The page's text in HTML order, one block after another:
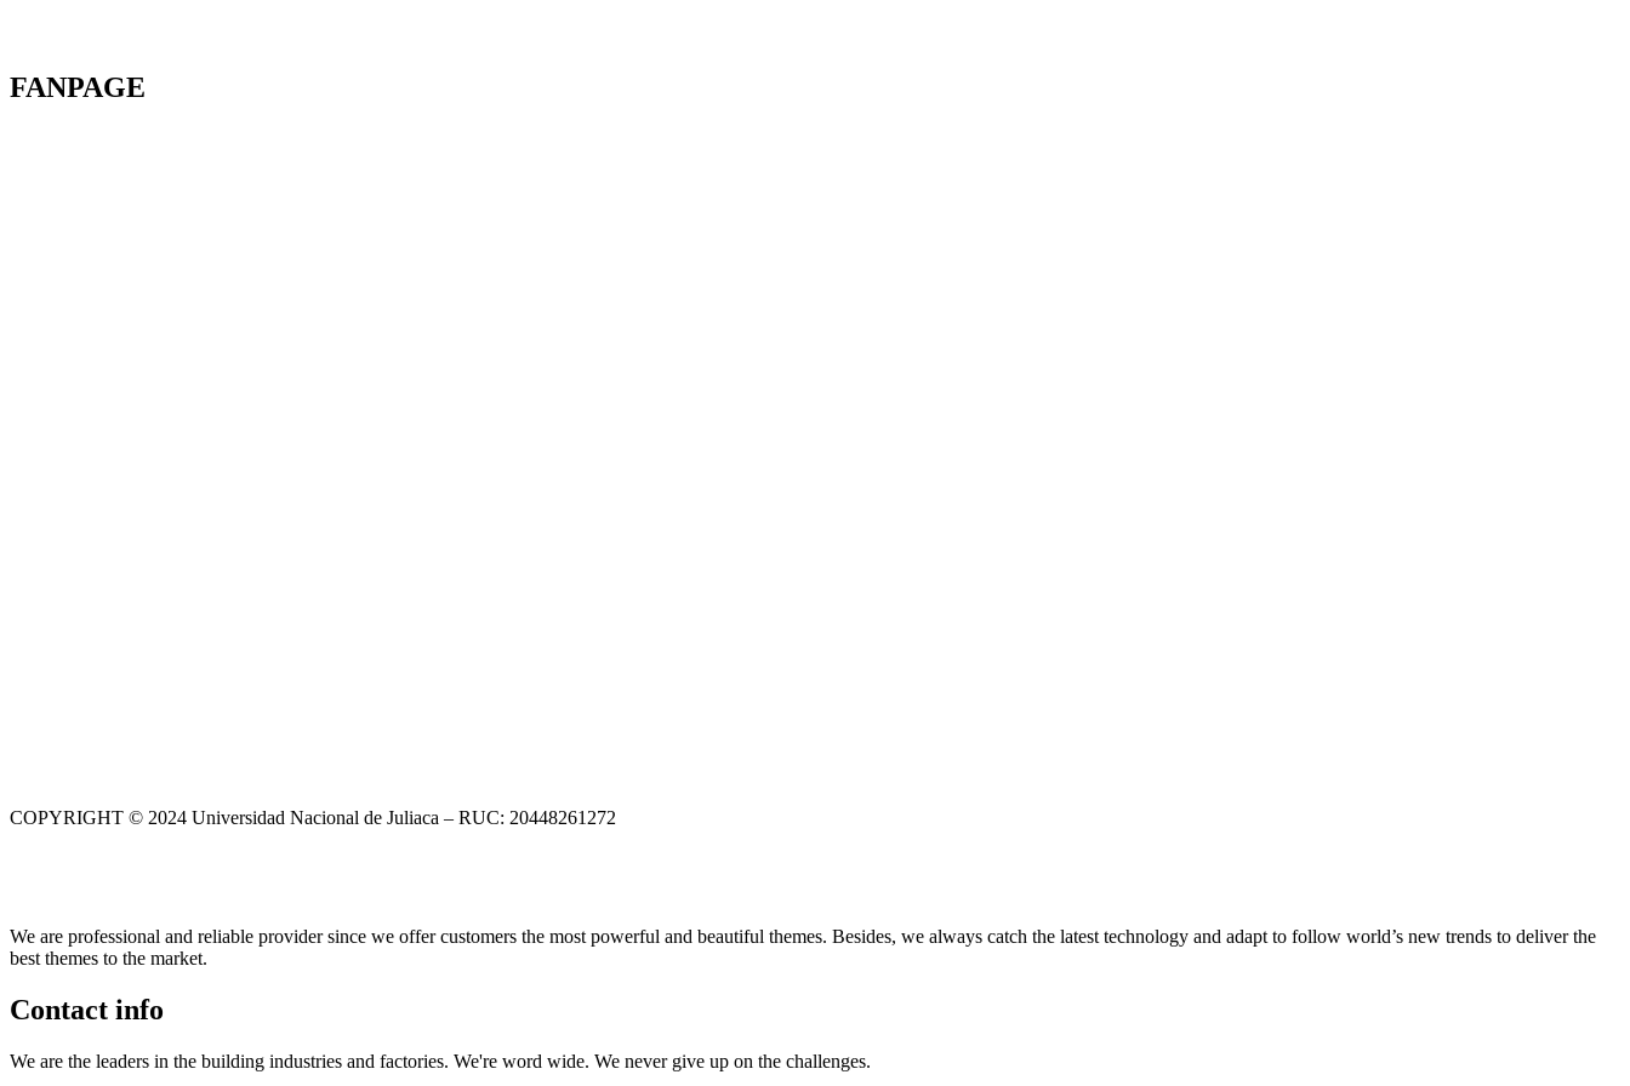
FANPAGE
COPYRIGHT © 2024 Universidad Nacional de Juliaca – RUC: 20448261272
We are professional and reliable provider since we offer customers the most powerful and beautiful themes. Besides, we always catch the latest technology and adapt to follow world’s new trends to deliver the
best themes to the market.
Contact info
We are the leaders in the building industries and factories. We're word wide. We never give up on the challenges.